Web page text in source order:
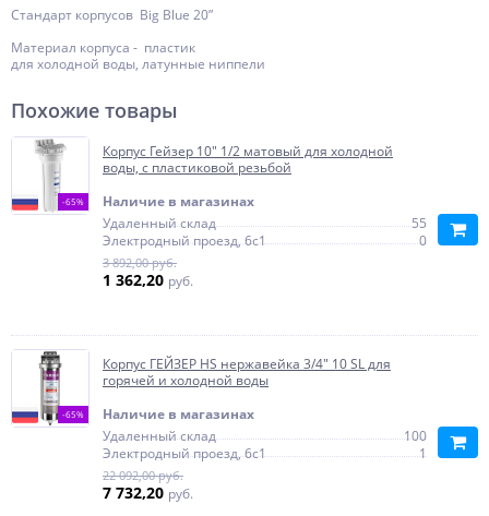
Стандарт корпусов Big Blue 20”
Материал корпуса - пластик
для холодной воды, латунные ниппели
Похожие товары
-65%
Корпус Гейзер 10" 1/2 матовый для холодной
воды, с пластиковой резьбой
Наличие в магазинах
Удаленный склад
55
Электродный проезд, 6с1
0
3 892,00 руб.
1 362,20 руб.
-65%
Корпус ГЕЙЗЕР HS нержавейка 3/4" 10 SL для
горячей и холодной воды
Наличие в магазинах
Удаленный склад
100
Электродный проезд, 6с1
1
22 092,00 руб.
7 732,20 руб.